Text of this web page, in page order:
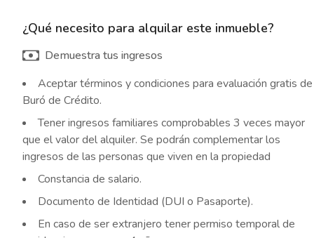
¿Qué necesito para alquilar este inmueble?
Demuestra tus ingresos
Aceptar términos y condiciones para evaluación gratis de
Buró de Crédito.
Tener ingresos familiares comprobables 3 veces mayor
que el valor del alquiler. Se podrán complementar los
ingresos de las personas que viven en la propiedad
Constancia de salario.
Documento de Identidad (DUI o Pasaporte).
En caso de ser extranjero tener permiso temporal de